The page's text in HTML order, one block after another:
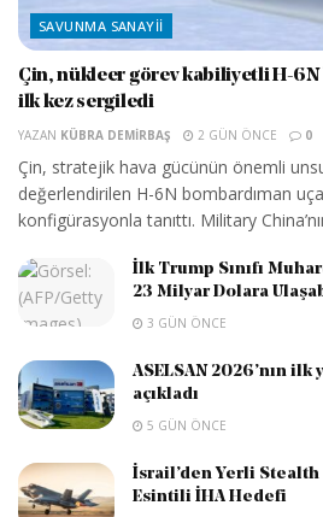
SAVUNMA SANAYII
Çin, nükleer görev kabiliyetli H-6N
ilk kez sergiledi
YAZAN KÜBRA DEMIRBAŞ 2 GÜN ÖNCE 0
Çin, stratejik hava gücünün önemli
değerlendirilen H-6N bombardıman
konfigürasyonla tanıttı. Military
İlk Trump Sınıfı
23 Milyar Dolara
3 GÜN ÖNCE
ASELSAN 2026’nın ilk
açıkladı
5 GÜN ÖNCE
İsrail’den Yerli Stealth
Esintili İHA Hedefi